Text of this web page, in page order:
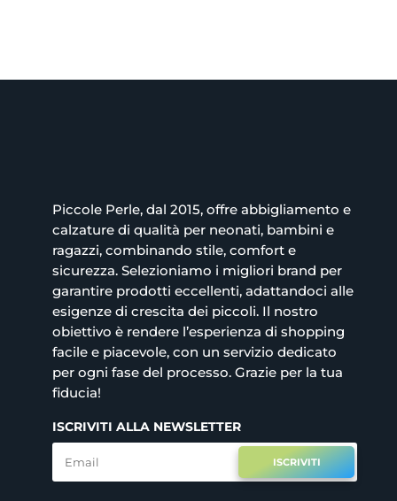
Piccole Perle, dal 2015, offre abbigliamento e
calzature di qualità per neonati, bambini e
ragazzi, combinando stile, comfort e
sicurezza. Selezioniamo i migliori brand per
garantire prodotti eccellenti, adattandoci alle
esigenze di crescita dei piccoli. Il nostro
obiettivo è rendere l’esperienza di shopping
facile e piacevole, con un servizio dedicato
per ogni fase del processo. Grazie per la tua
fiducia!
ISCRIVITI ALLA NEWSLETTER
ISCRIVITI